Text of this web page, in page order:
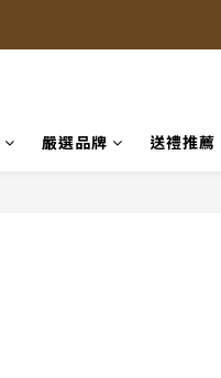
嚴選品牌 送禮推薦